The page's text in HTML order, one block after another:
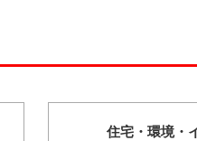
住宅・環境・